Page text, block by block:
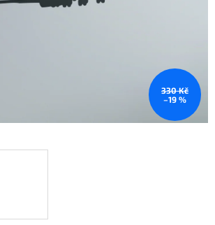
330 Kč
–19 %